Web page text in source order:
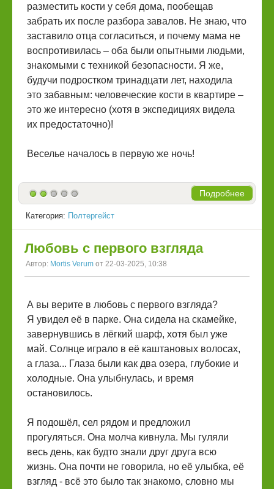
разместить кости у себя дома, пообещав
забрать их после разбора завалов. Не знаю, что
заставило отца согласиться, и почему мама не
воспротивилась – оба были опытными людьми,
знакомыми с техникой безопасности. Я же,
будучи подростком тринадцати лет, находила
это забавным: человеческие кости в квартире –
это же интересно (хотя в экспедициях видела
их предостаточно)!
Веселье началось в первую же ночь!
Подробнее
Категория: Полтергейст
Любовь с первого взгляда
Автор: Mortis Verum от 22-03-2025, 10:38
А вы верите в любовь с первого взгляда?
Я увидел её в парке. Она сидела на скамейке,
завернувшись в лёгкий шарф, хотя был уже
май. Солнце играло в её каштановых волосах,
а глаза... Глаза были как два озера, глубокие и
холодные. Она улыбнулась, и время
остановилось.
Я подошёл, сел рядом и предложил
прогуляться. Она молча кивнула. Мы гуляли
весь день, как будто знали друг друга всю
жизнь. Она почти не говорила, но её улыбка, её
взгляд - всё это было так знакомо, словно мы